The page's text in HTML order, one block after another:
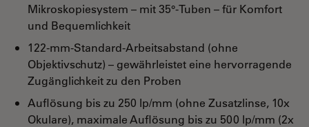
Mikroskopiesystem – mit 35°-Tuben – für Komfort
und Bequemlichkeit
122-mm-Standard-Arbeitsabstand (ohne
Objektivschutz) – gewährleistet eine hervorragende
Zugänglichkeit zu den Proben
Auflösung bis zu 250 lp/mm (ohne Zusatzlinse, 10x
Okulare), maximale Auflösung bis zu 500 lp/mm (2x